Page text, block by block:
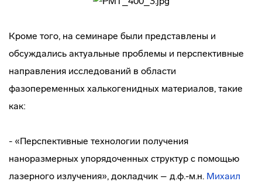
Кроме того, на семинаре были представлены и
обсуждались актуальные проблемы и перспективные
направления исследований в области
фазопеременных халькогенидных материалов, такие
как:
- «Перспективные технологии получения
наноразмерных упорядоченных структур с помощью
лазерного излучения», докладчик – д.ф.-м.н. Михаил